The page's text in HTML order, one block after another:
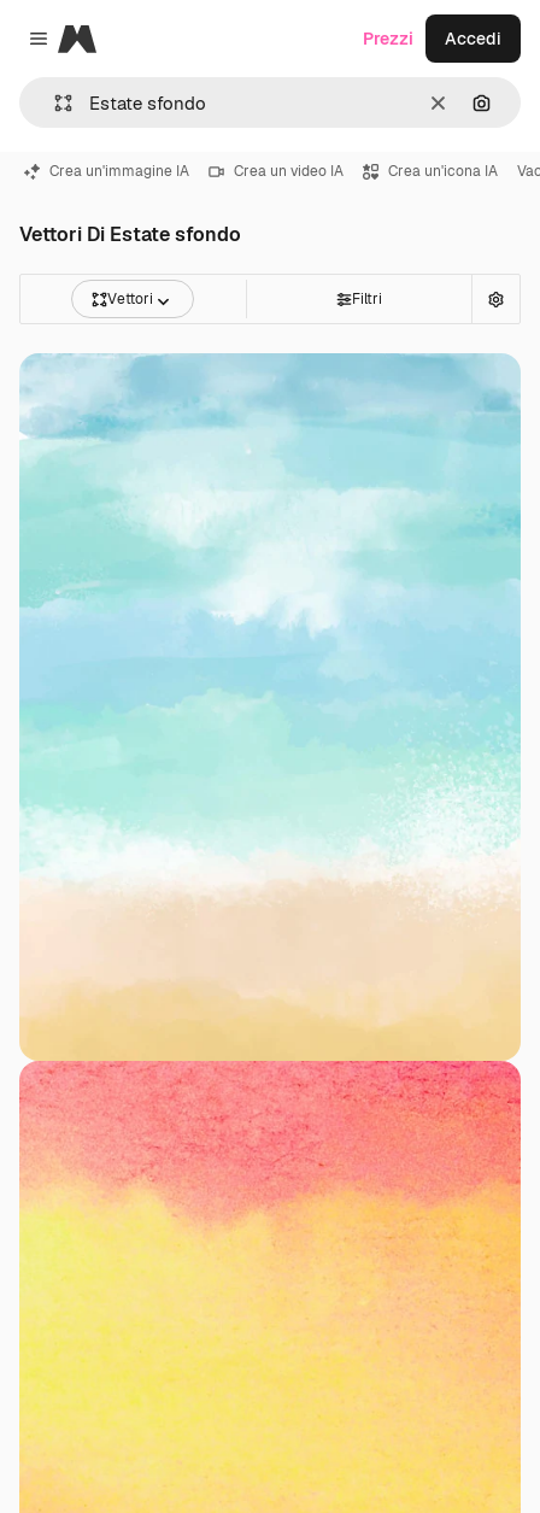
Close menu
Magnific
CancellaCerca
Prezzi Accedi
Crea un'immagine IA Crea un video IA Crea un'icona IA
Vettori Di Estate sfondo
Vettori Filtri